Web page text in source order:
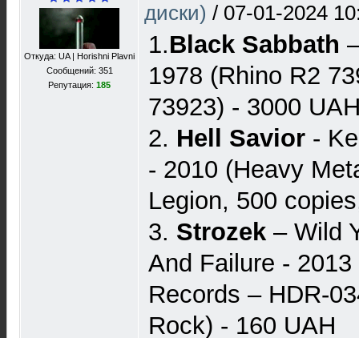
Откуда: UA | Horishni Plavni
Сообщений: 351
Репутация: 185
диски) / 07-01-2024
1.Black Sabbath
1978 (Rhino R2
73923) - 3000
2. Hell Savior -
- 2010 (Heavy
Legion, 500
3. Strozek ‎– Wild
And Failure -
Records ‎– HDR-
Rock) - 160 UAH